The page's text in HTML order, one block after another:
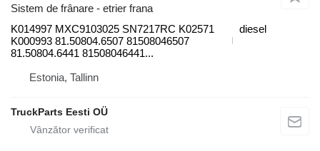
Sistem de frânare - etrier frana
K014997 MXC9103025 SN7217RC K02571
K000993 81.50804.6507 81508046507
81.50804.6441 81508046441...
diesel
Estonia, Tallinn
TruckParts Eesti OÜ